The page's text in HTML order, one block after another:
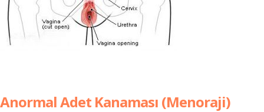
Anormal Adet Kanaması (Menoraji)